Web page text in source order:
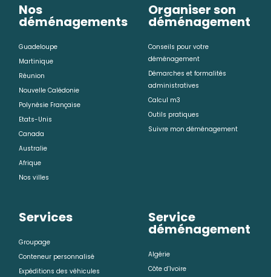
Nos
déménagements
Guadeloupe
Martinique
Réunion
Nouvelle Calédonie
Polynésie Française
Etats-Unis
Canada
Australie
Afrique
Nos villes
Organiser son
déménagement
Conseils pour votre
déménagement
Démarches et formalités
administratives
Calcul m3
Outils pratiques
Suivre mon déménagement
Services
Groupage
Conteneur personnalisé
Expéditions des véhicules
Service
déménagement
Algérie
Côte d’Ivoire